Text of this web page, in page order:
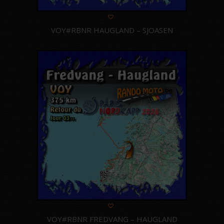
VOY#RBNR HAUGLAND – SJOASEN
VOY#RBNR FREDVANG – HAUGLAND